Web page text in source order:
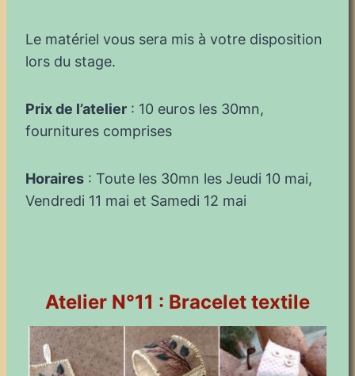
Le matériel vous sera mis à votre disposition
lors du stage.
Prix de l’atelier : 10 euros les 30mn,
fournitures comprises
Horaires : Toute les 30mn les Jeudi 10 mai,
Vendredi 11 mai et Samedi 12 mai
Atelier N°11 : Bracelet textile